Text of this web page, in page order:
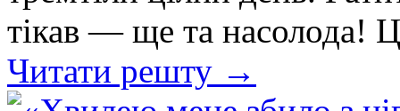
тікав — ще та насолода!
Читати решту →